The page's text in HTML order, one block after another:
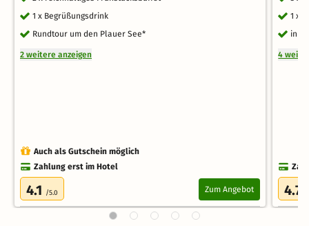
1 x Begrüßungsdrink
Rundtour um den Plauer See*
2 weitere anzeigen
Auch als Gutschein möglich
Zahlung erst im Hotel
4.1 /5.0 Zum Angebot
1 x
inkl.
4
4.7